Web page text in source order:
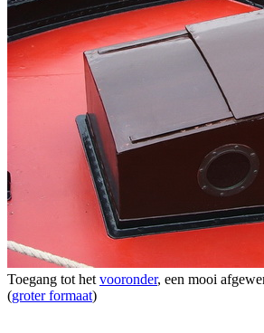
Toegang tot het vooronder, een mooi
(groter formaat)